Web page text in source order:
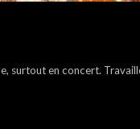
surtout en concert.